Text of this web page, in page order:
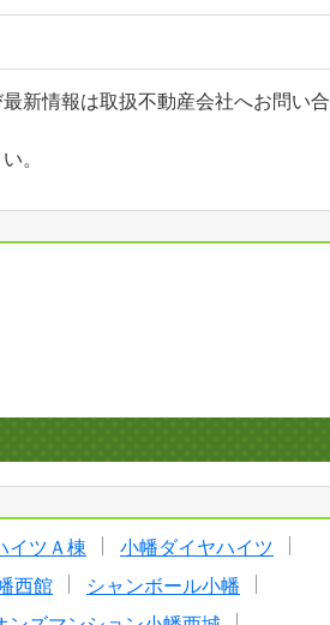
新情報は取扱不動産会社へお問い合
。
イツＡ棟
小幡ダイヤハイツ
西館
シャンボール小幡